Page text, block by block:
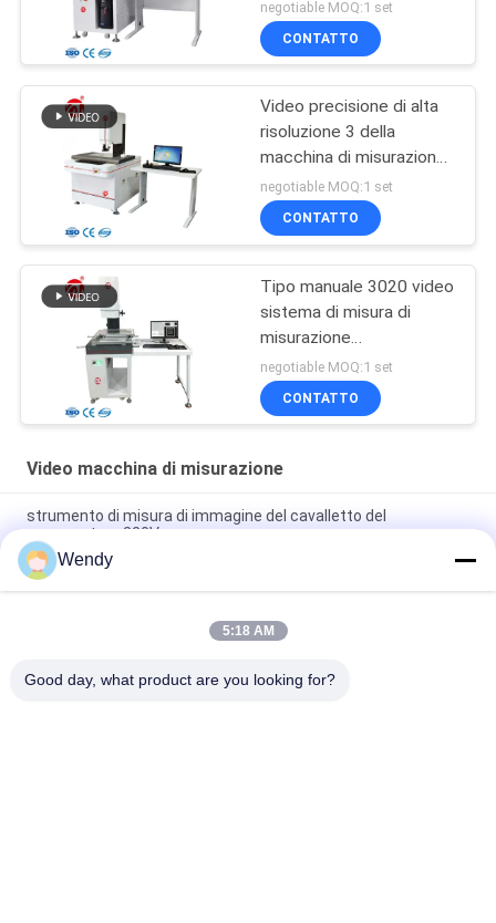
negotiable MOQ:1 set
CONTATTO
Video precisione di alta
risoluzione 3 della
macchina di misurazione
REICA 2.5D + L/75
micron
negotiable MOQ:1 set
CONTATTO
Tipo manuale 3020 video
sistema di misura di
misurazione
multifunzionale del
software
negotiable MOQ:1 set
CONTATTO
Video macchina di misurazione
strumento di misura di immagine del cavalletto del
servomotore 220V
video telecamera CCD manuale di colore della macchina di
misurazione 3D/sistema di misura ottico
Macchinario/macchina misurazione ottica di elettronica 3D
Wendy
5:18 AM
Good day, what product are you looking for?